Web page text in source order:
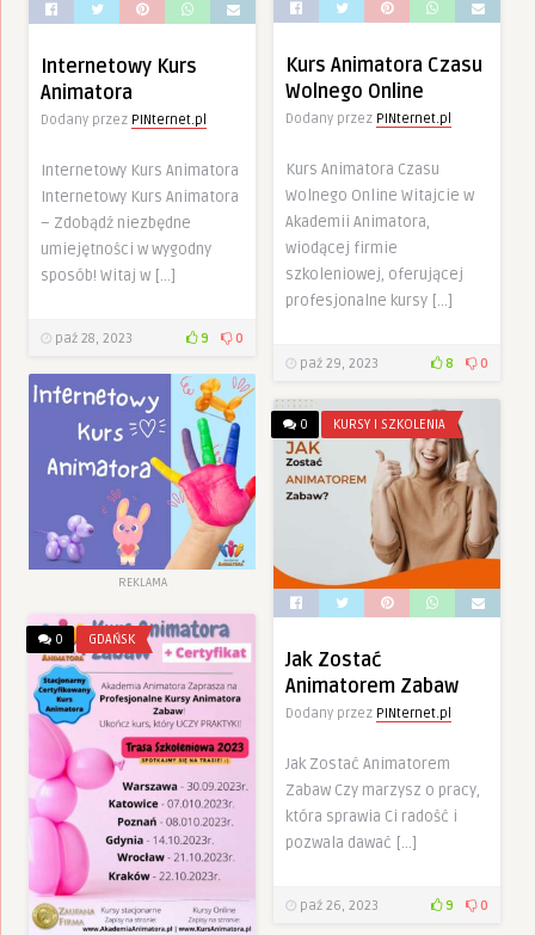
Kurs Animatora Czasu
Wolnego Online
Dodany przez PINternet.pl
Kurs Animatora Czasu
Wolnego Online Witajcie w
Akademii Animatora,
wiodącej firmie
szkoleniowej, oferującej
profesjonalne kursy […]
paź 29, 2023 8 0
Internetowy Kurs
Animatora
Dodany przez PINternet.pl
Internetowy Kurs Animatora
Internetowy Kurs Animatora
– Zdobądź niezbędne
umiejętności w wygodny
sposób! Witaj w […]
paź 28, 2023 9 0
REKLAMA
0 KURSY I SZKOLENIA
Jak Zostać
Animatorem Zabaw
Dodany przez PINternet.pl
Jak Zostać Animatorem
Zabaw Czy marzysz o pracy,
która sprawia Ci radość i
pozwala dawać […]
paź 26, 2023 9 0
0 GDAŃSK